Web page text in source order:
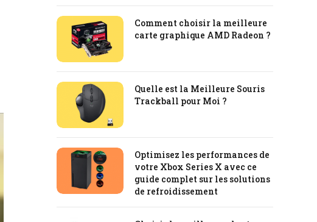
Comment choisir la meilleure
carte graphique AMD Radeon ?
Quelle est la Meilleure Souris
Trackball pour Moi ?
Optimisez les performances de
votre Xbox Series X avec ce
guide complet sur les solutions
de refroidissement